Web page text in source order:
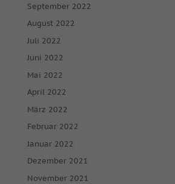
September 2022
August 2022
Juli 2022
Juni 2022
Mai 2022
April 2022
März 2022
Februar 2022
Januar 2022
Dezember 2021
November 2021